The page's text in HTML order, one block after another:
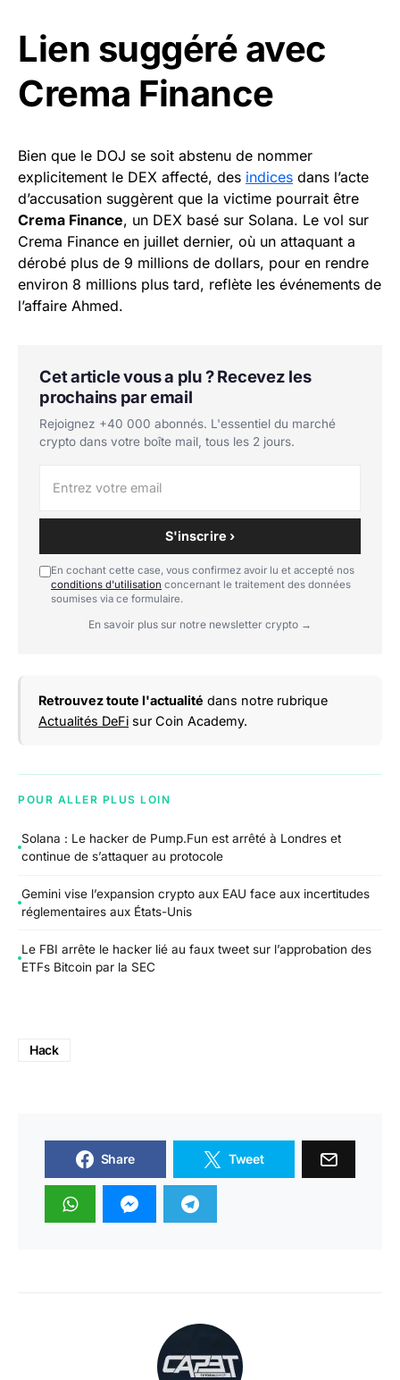
Lien suggéré avec
Crema Finance
Bien que le DOJ se soit abstenu de nommer
explicitement le DEX affecté, des indices dans l’acte
d’accusation suggèrent que la victime pourrait être
Crema Finance, un DEX basé sur Solana. Le vol sur
Crema Finance en juillet dernier, où un attaquant a
dérobé plus de 9 millions de dollars, pour en rendre
environ 8 millions plus tard, reflète les événements de
l’affaire Ahmed.
Cet article vous a plu ? Recevez les
prochains par email
Rejoignez +40 000 abonnés. L'essentiel du marché
crypto dans votre boîte mail, tous les 2 jours.
S'inscrire ›
En cochant cette case, vous confirmez avoir lu et accepté nos
conditions d'utilisation concernant le traitement des données
soumises via ce formulaire.
En savoir plus sur notre newsletter crypto →
Retrouvez toute l'actualité dans notre rubrique
Actualités DeFi sur Coin Academy.
POUR ALLER PLUS LOIN
Solana : Le hacker de Pump.Fun est arrêté à Londres et
continue de s’attaquer au protocole
Gemini vise l’expansion crypto aux EAU face aux incertitudes
réglementaires aux États-Unis
Le FBI arrête le hacker lié au faux tweet sur l’approbation des
ETFs Bitcoin par la SEC
Hack
Share Tweet